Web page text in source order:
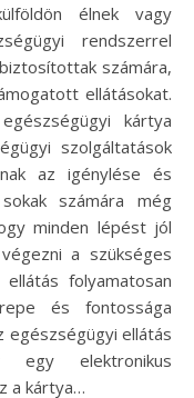
élnek vagy
rendszerrel
számára,
ellátásokat.
kártya
szolgáltatások
az igénylése és
számára még
minden lépést jól
a szükséges
folyamatosan
és fontossága
egészségügyi ellátás
egy elektronikus
a kártya…